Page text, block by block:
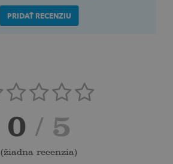
PRIDAŤ RECENZIU
0 / 5
(žiadna recenzia)